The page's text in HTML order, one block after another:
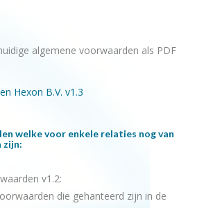
algemene voorwaarden als PDF
Hexon B.V. v1.3
welke voor enkele relaties nog van
zijn:
v1.2:
die gehanteerd zijn in de